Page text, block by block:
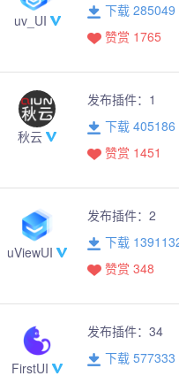
uv_UI
下载 285049
赞赏 1765
秋云
发布插件： 1
下载 405186
赞赏 1451
uViewUI
发布插件： 2
下载
赞赏 348
FirstUI
发布插件： 34
下载 577333